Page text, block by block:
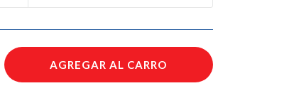
AGREGAR AL CARRO